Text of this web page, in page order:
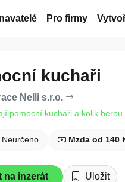
Pro firmy
kuchaři
Nelli s.r.o.
pomocní kuchaři a kolik berou
Neurčeno Mzda od 140
na inzerát Uložit